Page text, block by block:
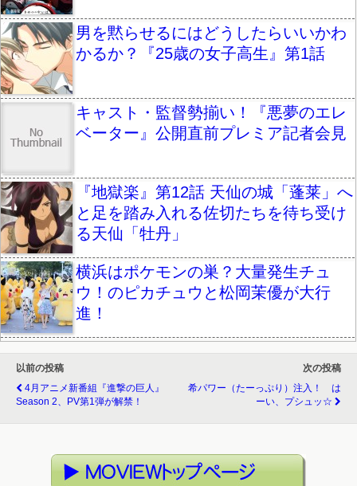
男を黙らせるにはどうしたらいいかわ
かるか？『25歳の女子高生』第1話
キャスト・監督勢揃い！『悪夢のエレ
ベーター』公開直前プレミア記者会見
『地獄楽』第12話 天仙の城「蓬莱」へ
と足を踏み入れる佐切たちを待ち受け
る天仙「牡丹」
横浜はポケモンの巣？大量発生チュ
ウ！のピカチュウと松岡茉優が大行
進！
以前の投稿
4月アニメ新番組『進撃の巨人』
Season 2、PV第1弾が解禁！
次の投稿
希パワー（たーっぷり）注入！ は
ーい、プシュッ☆